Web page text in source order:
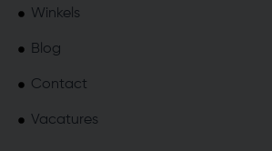
Winkels
Blog
Contact
Vacatures